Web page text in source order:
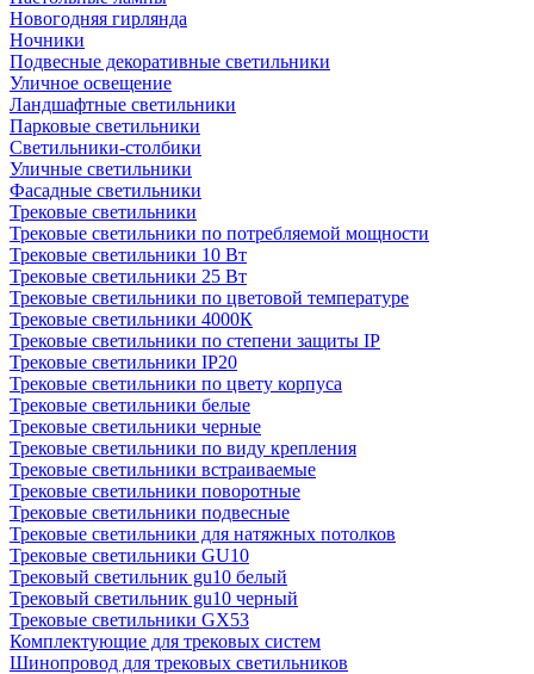
Новогодняя гирлянда
Ночники
Подвесные декоративные светильники
Уличное освещение
Ландшафтные светильники
Парковые светильники
Светильники-столбики
Уличные светильники
Фасадные светильники
Трековые светильники
Трековые светильники по потребляемой мощности
Трековые светильники 10 Вт
Трековые светильники 25 Вт
Трековые светильники по цветовой температуре
Трековые светильники 4000К
Трековые светильники по степени защиты IP
Трековые светильники IP20
Трековые светильники по цвету корпуса
Трековые светильники белые
Трековые светильники черные
Трековые светильники по виду крепления
Трековые светильники встраиваемые
Трековые светильники поворотные
Трековые светильники подвесные
Трековые светильники для натяжных потолков
Трековые светильники GU10
Трековый светильник gu10 белый
Трековый светильник gu10 черный
Трековые светильники GX53
Комплектующие для трековых систем
Шинопровод для трековых светильников